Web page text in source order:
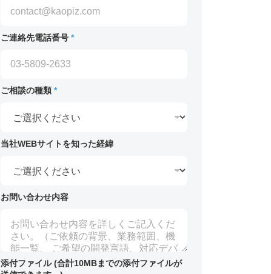
ご連絡先電話番号 *
ご相談の種類 *
当社WEBサイトを知った経緯
お問い合わせ内容
添付ファイル (合計10MBまでの添付ファイルが